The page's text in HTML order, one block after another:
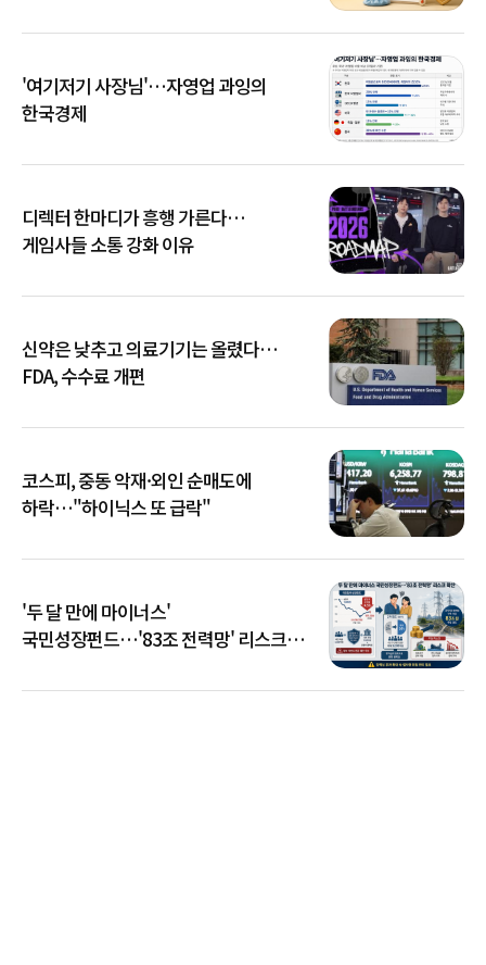
'여기저기 사장님'…자영업 과잉의
한국경제
디렉터 한마디가 흥행 가른다…
게임사들 소통 강화 이유
신약은 낮추고 의료기기는 올렸다…
FDA, 수수료 개편
코스피, 중동 악재·외인 순매도에
하락…"하이닉스 또 급락"
'두 달 만에 마이너스'
국민성장펀드…'83조 전력망' 리스크